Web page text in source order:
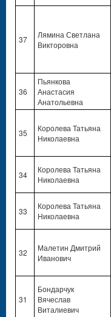
37
Лямина Светлана
Викторовна
36
Пьянкова
Анастасия
Анатольевна
35
Королева Татьяна
Николаевна
34
Королева Татьяна
Николаевна
33
Королева Татьяна
Николаевна
32
Малетин Дмитрий
Иванович
31
Бондарчук
Вячеслав
Виталиевич